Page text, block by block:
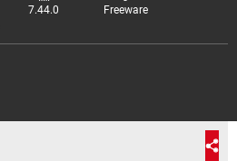
7.44.0 Freeware